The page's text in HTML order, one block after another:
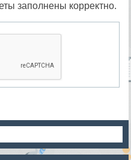
заполнены корректно.